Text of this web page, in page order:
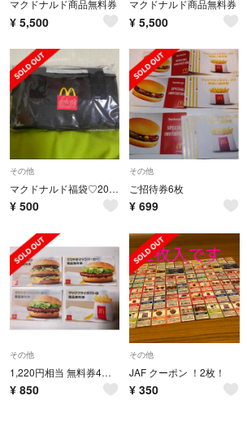
マクドナルド商品無料券
¥ 5,500
マクドナルド商品無料券
¥ 5,500
その他
マクドナルド福袋♡2022 保冷バック 新品未使用
¥ 500
その他
ご招待券6枚
¥ 699
その他
1,220円相当 無料券4枚セット
¥ 850
その他
JAF クーポン ！2枚！
¥ 350